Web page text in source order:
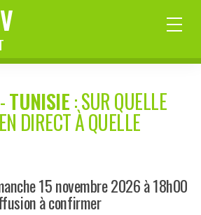
-TUNISIE: SUR QUELLE
DIRECT À QUELLE
15 novembre 2026 à 18h00
à confirmer